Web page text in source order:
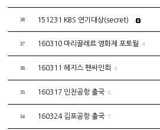
38 151231 KBS 연기대상(secret)
37 160310 마리끌레르 영화제 포토월 4
36 160311 헤지스 팬싸인회 6
35 160317 인천공항 출국 6
34 160324 김포공항 출국 7